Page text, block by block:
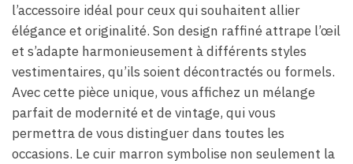
l’accessoire idéal pour ceux qui souhaitent allier
élégance et originalité. Son design raffiné attrape l’œil
et s’adapte harmonieusement à différents styles
vestimentaires, qu’ils soient décontractés ou formels.
Avec cette pièce unique, vous affichez un mélange
parfait de modernité et de vintage, qui vous
permettra de vous distinguer dans toutes les
occasions. Le cuir marron symbolise non seulement la